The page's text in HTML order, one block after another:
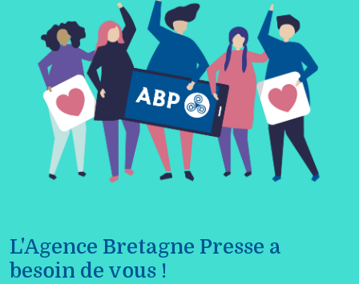
L'Agence Bretagne Presse a
besoin de vous !